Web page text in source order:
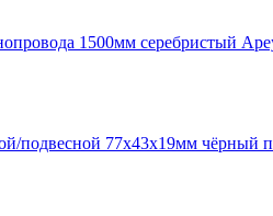
1500мм серебристый
подвесной 77х43х19мм чёрный